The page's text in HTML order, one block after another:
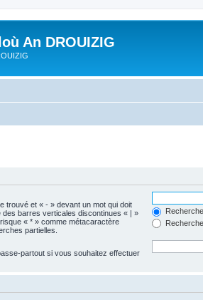
An DROUIZIG
trouvé et « - » devant un mot qui doit
barres verticales discontinues « | »
« * » comme métacaractère
partielles.
partout si vous souhaitez effectuer